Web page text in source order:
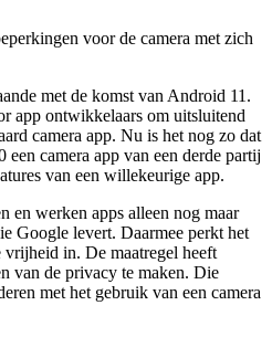
voor de camera met zich
met de komst van Android 11.
app ontwikkelaars om uitsluitend
camera app. Nu is het nog zo dat
camera app van een derde partij
van een willekeurige app.
en werken apps alleen nog maar
Google levert. Daarmee perkt het
in. De maatregel heeft
van de privacy te maken. Die
met het gebruik van een camera